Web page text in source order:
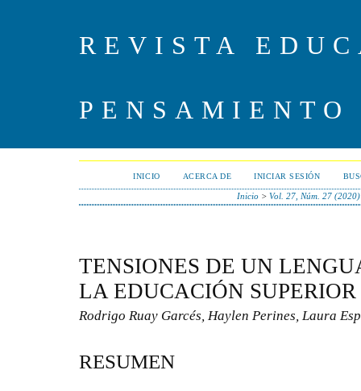
REVISTA
PENSAMIENTO
INICIO ACERCA DE INICIAR SESIÓN
Inicio >Vol. 27, Núm. 27 (2020)
TENSIONES DE UN
LA EDUCACIÓN SUPERIOR
Rodrigo Ruay Garcés, Haylen Perines, Laura
RESUMEN